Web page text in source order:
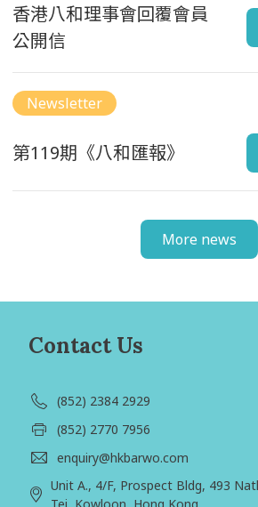
香港八和理事會回覆會員
公開信
Newsletter
第119期《八和匯報》
More news
Contact Us
(852) 2384 2929
(852) 2770 7956
enquiry@hkbarwo.com
Unit A., 4/F, Prospect Bldg, 493